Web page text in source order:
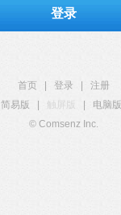
登录
首页 登录
注册
简易版
触屏版 电脑版
© Comsenz Inc.